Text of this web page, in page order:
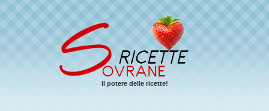
Il potere delle ricette!